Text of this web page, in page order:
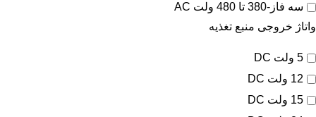
سه فاز-380 تا 480 ولت AC
واتاژ خروجی منبع تغذیه
5 ولت DC
12 ولت DC
15 ولت DC